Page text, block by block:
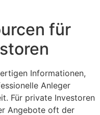
für
Informationen,
Anleger
Für private Investoren
Angebote oft der